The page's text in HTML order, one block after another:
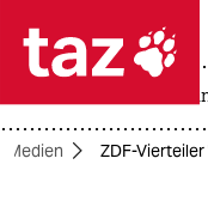

usa
Medien ZDF-